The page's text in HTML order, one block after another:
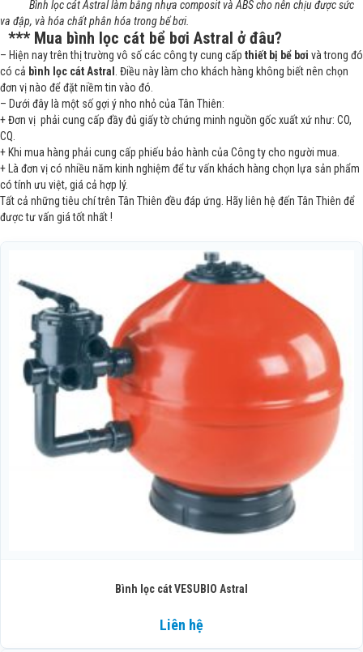
Bình lọc cát Astral làm bằng nhựa composit và ABS cho nên chịu được sức
va đập, và hóa chất phân hóa trong bể bơi.
*** Mua bình lọc cát bể bơi Astral ở đâu?
– Hiện nay trên thị trường vô số các công ty cung cấp thiết bị bể bơi và trong đó
có cả bình lọc cát Astral
. Điều này làm cho khách hàng không biết nên chọn
đơn vị nào để đặt niềm tin vào đó.
– Dưới đây là một số gợi ý nho nhỏ của Tân Thiên:
+ Đơn vị phải cung cấp đầy đủ giấy tờ chứng minh nguồn gốc xuất xứ như: CO,
CQ.
+ Khi mua hàng phải cung cấp phiếu bảo hành của Công ty cho người mua.
+ Là đơn vị có nhiều năm kinh nghiệm để tư vấn khách hàng chọn lựa sản phẩm
có tính ưu việt, giá cả hợp lý.
Tất cả những tiêu chí trên Tân Thiên đều đáp ứng. Hãy liên hệ đến Tân Thiên để
được tư vấn giá tốt nhất !
Bình lọc cát VESUBIO Astral
Liên hệ